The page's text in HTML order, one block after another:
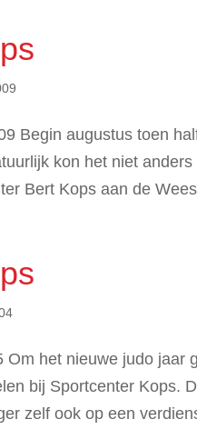
Begin augustus toen
kon het niet
Bert Kops aan de
het nieuwe judo jaar
bij Sportcenter Kops.
zelf ook op een